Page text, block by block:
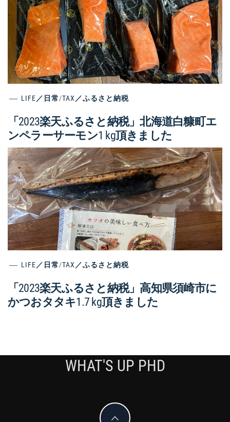
LIFE／日常/TAX／ふるさと納税
「2023楽天ふるさと納税」北海道白糠町エ
ンペラーサーモン1 kg頂きました
LIFE／日常/TAX／ふるさと納税
「2023楽天ふるさと納税」高知県須崎市に
かつおタタキ1.7 kg頂きました
WHAT'S UP PHD